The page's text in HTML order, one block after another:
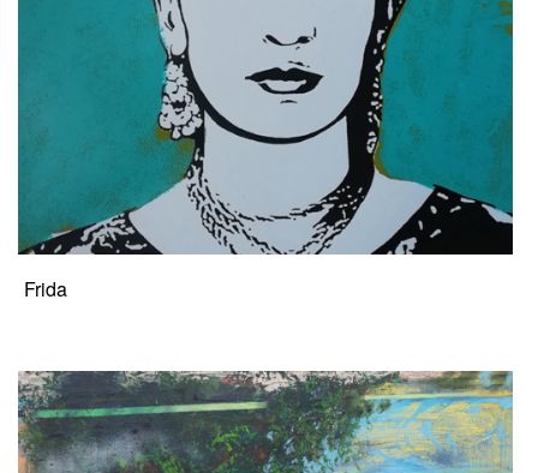
Frida